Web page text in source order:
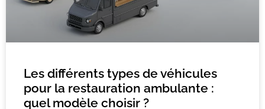
Les différents types de véhicules
pour la restauration ambulante :
quel modèle choisir ?